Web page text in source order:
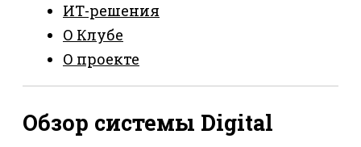
ИТ-решения
О Клубе
О проекте
Обзор системы Digital